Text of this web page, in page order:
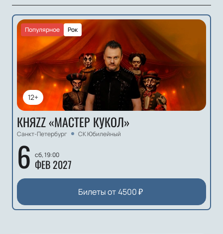
12+
Рок
Популярное
КНЯZZ «МАСТЕР КУКОЛ»
Санкт-Петербург СК Юбилейный
6 сб, 19:00
ФЕВ 2027
Билеты от4500₽